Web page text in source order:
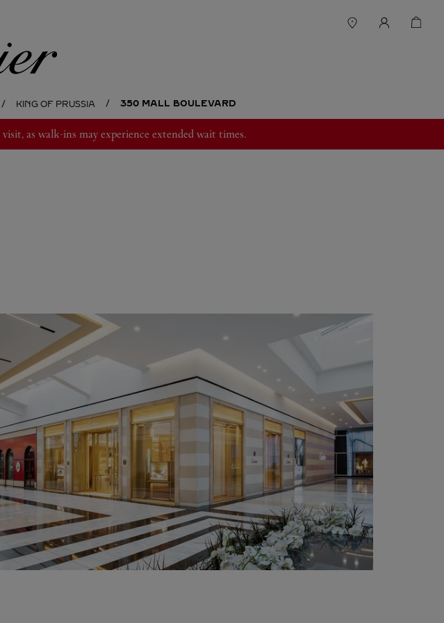
KING OF PRUSSIA 350 MALL BOULEVARD
as walk-ins may experience extended wait times.